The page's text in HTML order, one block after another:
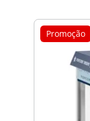
Promoção